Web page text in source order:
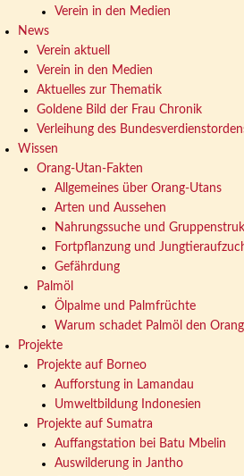
Verein in den Medien
News
Verein aktuell
Verein in den Medien
Aktuelles zur Thematik
Goldene Bild der Frau Chronik
Verleihung des
Wissen
Orang-Utan-Fakten
Allgemeines über Orang-Utans
Arten und Aussehen
Nahrungssuche und
Fortpflanzung und
Gefährdung
Palmöl
Ölpalme und Palmfrüchte
Warum schadet Palmöl den
Projekte
Projekte auf Borneo
Aufforstung in Lamandau
Umweltbildung Indonesien
Projekte auf Sumatra
Auffangstation bei Batu Mbelin
Auswilderung in Jantho